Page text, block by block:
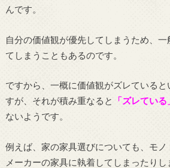
んです。
自分の価値観が優先してしまうため、
てしまうこともあるのです。
ですから、一概に価値観がズレている
すが、それが積み重なると
「ズレている
ないようです。
例えば、家の家具選びについても、モ
メーカーの家具に執着してしまったりし